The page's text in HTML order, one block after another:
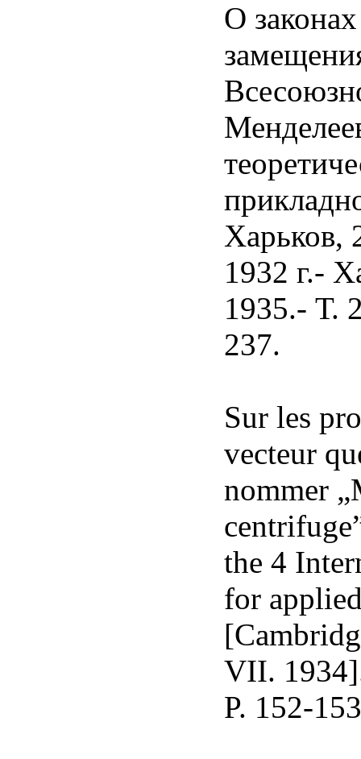
О
Харьков,
1932 г.-
1935.- Т.
237.
Sur les
vecteur
nommer
the 4
for
VII.
P. 152-